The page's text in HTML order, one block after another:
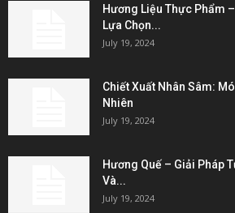
Hương Liệu Thực Phẩm
Lựa Chọn...
July 19, 2024
Chiết Xuất Nhân Sâm:
Nhiên
July 19, 2024
Hương Quế – Giải Pháp
Và...
July 19, 2024